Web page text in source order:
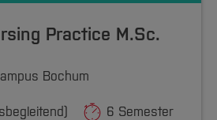
Practice M.Sc.
Bochum
6 Semester